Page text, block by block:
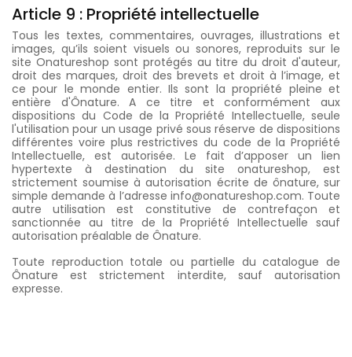
Article 9 : Propriété intellectuelle
Tous les textes, commentaires, ouvrages, illustrations et
images, qu’ils soient visuels ou sonores, reproduits sur le
site Onatureshop sont protégés au titre du droit d'auteur,
droit des marques, droit des brevets et droit à l’image, et
ce pour le monde entier. Ils sont la propriété pleine et
entière d'Ônature. A ce titre et conformément aux
dispositions du Code de la Propriété Intellectuelle, seule
l'utilisation pour un usage privé sous réserve de dispositions
différentes voire plus restrictives du code de la Propriété
Intellectuelle, est autorisée. Le fait d’apposer un lien
hypertexte à destination du site onatureshop, est
strictement soumise à autorisation écrite de ônature, sur
simple demande à l’adresse info@onatureshop.com. Toute
autre utilisation est constitutive de contrefaçon et
sanctionnée au titre de la Propriété Intellectuelle sauf
autorisation préalable de Ônature.
Toute reproduction totale ou partielle du catalogue de
Ônature est strictement interdite, sauf autorisation
expresse.